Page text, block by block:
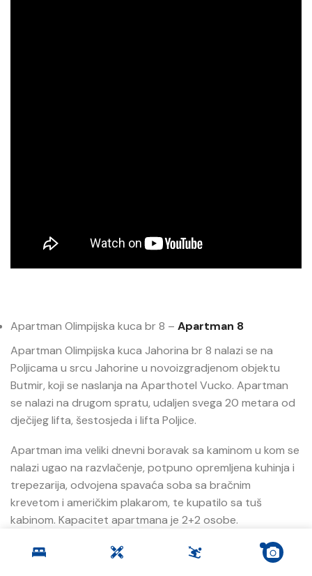
Apartman Olimpijska kuca br 8 – Apartman 8
Apartman Olimpijska kuca Jahorina br 8 nalazi se na
Poljicama u srcu Jahorine u novoizgradjenom objektu
Butmir, koji se naslanja na Aparthotel Vucko. Apartman
se nalazi na drugom spratu, udaljen svega 20 metara od
dječijeg lifta, šestosjeda i lifta Poljice.
Apartman ima veliki dnevni boravak sa kaminom u kom se
nalazi ugao na razvlačenje, potpuno opremljena kuhinja i
trepezarija, odvojena spavaća soba sa bračnim
krevetom i američkim plakarom, te kupatilo sa tuš
kabinom. Kapacitet apartmana je 2+2 osobe.
Apartman je potpuno nov, prva godina izdavanja.